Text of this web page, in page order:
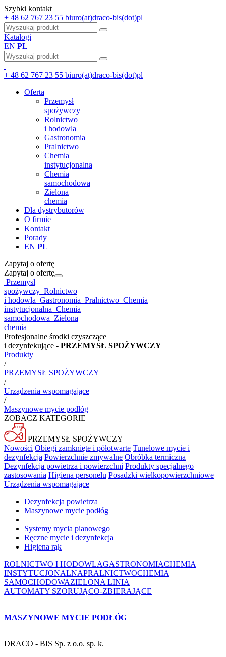
Szybki kontakt
+ 48 62 767 23 55 biuro(at)draco-bis(dot)pl
Katalogi
EN PL
+ 48 62 767 23 55 biuro(at)draco-bis(dot)pl
Oferta
Przemysł
spożywczy
Rolnictwo
i hodowla
Gastronomia
Pralnictwo
Chemia
instytucjonalna
Chemia
samochodowa
Zielona
chemia
Dla dystrybutorów
O firmie
Kontakt
Porady
EN PL
Zapytaj o ofertę
Zapytaj o ofertę
Przemysł
spożywczy Rolnictwo
i hodowla Gastronomia Pralnictwo Chemia
instytucjonalna Chemia
samochodowa Zielona
chemia
Profesjonalne środki czyszczące
i dezynfekujące - PRZEMYSŁ SPOŻYWCZY
Produkty
/
PRZEMYSŁ SPOŻYWCZY
/
Urządzenia wspomagające
/
Maszynowe mycie podłóg
ZOBACZ KATEGORIE
PRZEMYSŁ SPOŻYWCZY
Nowości Obiegi zamknięte i półotwarte Tunelowe mycie i
dezynfekcja Powierzchnie zmywalne Obróbka termiczna
Dezynfekcja powietrza i powierzchni Produkty specjalnego
zastosowania Higiena personelu Posadzki wielkopowierzchniowe
Urządzenia wspomagające
Dezynfekcja powietrza
Maszynowe mycie podłóg
Systemy mycia pianowego
Ręczne mycie i dezynfekcja
Higiena rąk
ROLNICTWO I HODOWLAGASTRONOMIACHEMIA
INSTYTUCJONALNAPRALNICTWOCHEMIA
SAMOCHODOWAZIELONA LINIA
AUTOMATY SZORUJĄCO-ZBIERAJĄCE
MASZYNOWE MYCIE PODŁÓG
DRACO - BIS Sp. z o.o. sp. k.